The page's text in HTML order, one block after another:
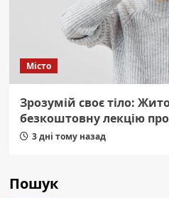
Місто
Зрозумій своє тіло:
безкоштовну лекцію
3 дні тому назад
Пошук